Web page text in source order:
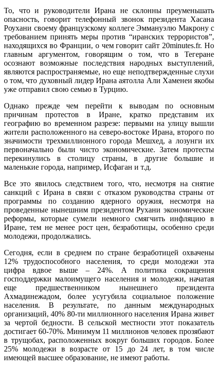
То, что и руководители Ирана не склонны преуменьшать
опасность, говорит телефонный звонок президента Хасана
Роухани своему французскому коллеге Эммануэлю Макрону с
требованием принять меры против “иранских террористов”,
находящихся во Франции, о чем говорит сайт 20minutes.fr. Но
главным аргументом, говорящим о том, что в Тегеране
осознают возможные последствия народных выступлений,
являются распространяемые, но еще неподтвержденные слухи
о том, что духовный лидер Ирана аятолла Али Хаменеи якобы
уже отправил свою семью в Турцию.
Однако прежде чем перейти к выводам по основным
причинам протестов в Иране, кратко представим их
географию во временном разрезе: первыми на улицу вышли
жители расположенного на северо-востоке Ирана, второго по
значимости трехмиллионного города Мешхед, а лозунги их
первоначально были чисто экономические. Затем протесты
перекинулись в столицу страны, в другие большие и
маленькие города, например, Исфаган и т.д.
Все это явилось следствием того, что, несмотря на снятие
санкций с Ирана в связи с отказом руководства страны от
программы по созданию ядерного оружия, несмотря на
проведенные нынешним президентом Рухани экономические
реформы, которые сумели немного смягчить инфляцию в
Иране, тем не менее рост цен, безработицы, особенно среди
молодежи, продолжались.
Сегодня, если в среднем по стране безработицей охвачены
12% трудоспособного населения, то среди молодежи эта
цифра вдвое выше – 24%. А политика сокращения
господдержки малоимущего населения и молодежи, начатая
еще предшественником нынешнего президента
Ахмадинежадом, более усугубила социальное положение
населения. В результате, по данным международных
организаций, 40% 80-ти миллионного населения Ирана живет
за чертой бедности. В сельской местности этот показатель
достигает 60-70%. Минимум 11 миллионов человек прозябают
в трущобах, расположенных вокруг больших городов. Более
25% молодежи в возрасте от 15 до 24 лет, в том числе
имеющей высшее образование, не имеют работы.